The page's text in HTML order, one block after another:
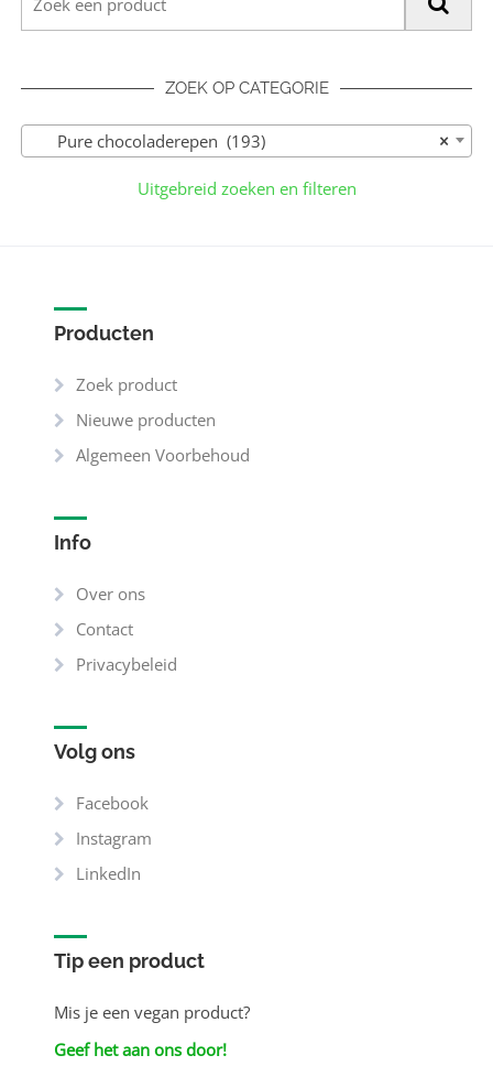
ZOEK OP CATEGORIE
×
Pure chocoladerepen (193)
Uitgebreid zoeken en filteren
Producten
Zoek product
Nieuwe producten
Algemeen Voorbehoud
Info
Over ons
Contact
Privacybeleid
Volg ons
Facebook
Instagram
LinkedIn
Tip een product
Mis je een vegan product?
Geef het aan ons door!